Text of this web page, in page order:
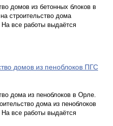
домов из бетонных блоков в
строительство дома
На все работы выдаётся
домов из пеноблоков ПГС
дома из пеноблоков в Орле.
дома из пеноблоков
На все работы выдаётся